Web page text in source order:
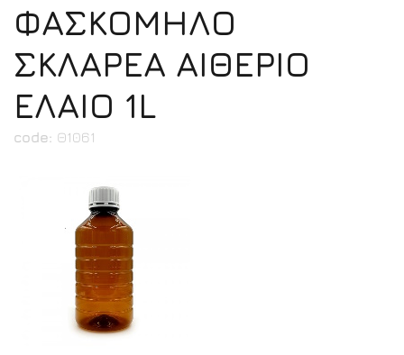
ΦΑΣΚΟΜΗΛΟ
ΣΚΛΑΡΕΑ ΑΙΘΕΡΙΟ
ΕΛΑΙΟ 1L
code: Θ1061